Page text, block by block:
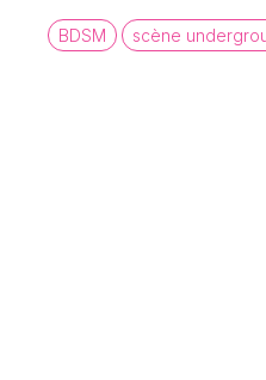
BDSM scène